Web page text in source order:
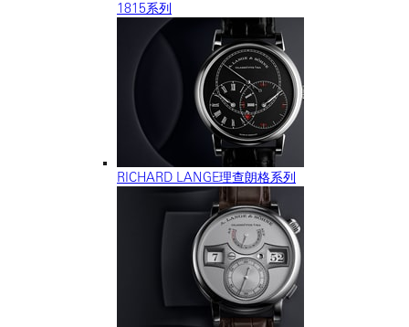
1815系列
RICHARD LANGE理查朗格系列